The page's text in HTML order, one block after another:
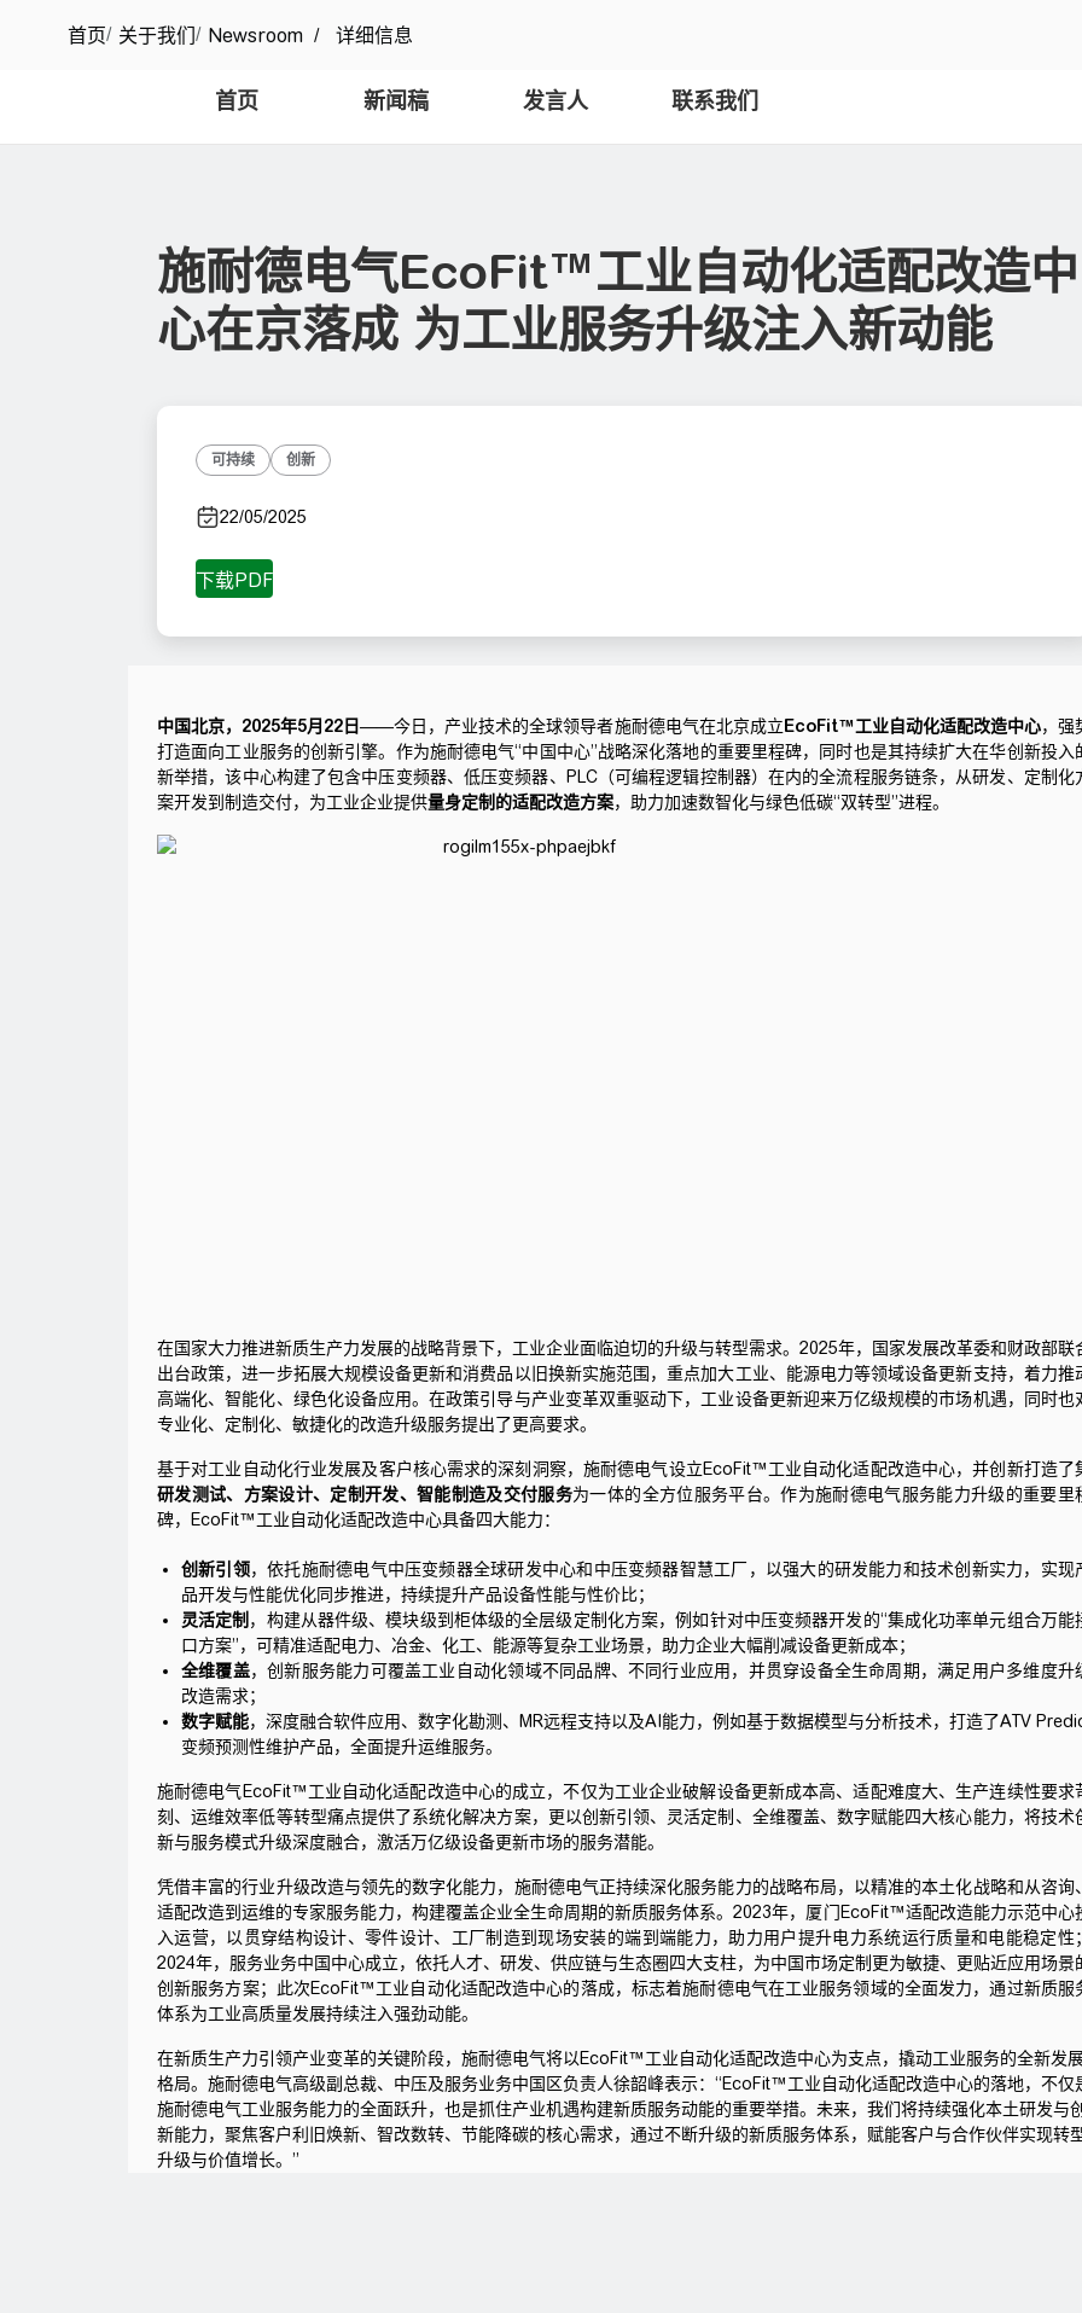
首页/ 关于我们/ Newsroom / 详细信息
首页 新闻稿 发言人 联系我们
施耐德电气EcoFit™工业自动化适配改造中
心在京落成 为工业服务升级注入新动能
可持续 创新
22/05/2025
中国北京，2025年5月22日——今日，产业技术的全球领导者施耐德电气在北京成立EcoFit™工业自动化适配改造中心，强
打造面向工业服务的创新引擎。作为施耐德电气“中国中心”战略深化落地的重要里程碑，同时也是其持续扩大在华创新投入
新举措，该中心构建了包含中压变频器、低压变频器、PLC（可编程逻辑控制器）在内的全流程服务链条，从研发、定制化
案开发到制造交付，为工业企业提供量身定制的适配改造方案，助力加速数智化与绿色低碳“双转型”进程。
在国家大力推进新质生产力发展的战略背景下，工业企业面临迫切的升级与转型需求。2025年，国家发展改革委和财政部联
出台政策，进一步拓展大规模设备更新和消费品以旧换新实施范围，重点加大工业、能源电力等领域设备更新支持，着力推
高端化、智能化、绿色化设备应用。在政策引导与产业变革双重驱动下，工业设备更新迎来万亿级规模的市场机遇，同时也
专业化、定制化、敏捷化的改造升级服务提出了更高要求。
基于对工业自动化行业发展及客户核心需求的深刻洞察， 施耐德电气设立EcoFit™工业自动化适配改造中心，并创新打造了
研发测试、方案设计、定制开发、智能制造及交付服务为一体的全方位服务平台。作为施耐德电气服务能力升级的重要里
碑，EcoFit™工业自动化适配改造中心具备四大能力：
创新引领，依托施耐德电气中压变频器全球研发中心和中压变频器智慧工厂，以强大的研发能力和技术创新实力，实现
品开发与性能优化同步推进，持续提升产品设备性能与性价比；
灵活定制 ，构建从器件级、模块级到柜体级的全层级定制化方案，例如针对中压变频器开发的“集成化功率单元组合万能
口方案”，可精准适配电力、冶金、化工、能源等复杂工业场景，助力企业大幅削减设备更新成本；
全维覆盖，创新服务能力可覆盖工业自动化领域不同品牌、不同行业应用，并贯穿设备全生命周期，满足用户多维度升
改造需求；
数字赋能，深度融合软件应用、数字化勘测、MR远程支持以及AI能力，例如基于数据模型与分析技术，打造了ATV
变频预测性维护产品，全面提升运维服务。
施耐德电气EcoFit™工业自动化适配改造中心的成立，不仅为工业企业破解设备更新成本高、适配难度大、生产连续性要求
刻、运维效率低等转型痛点提供了系统化解决方案，更以创新引领、灵活定制、全维覆盖、数字赋能四大核心能力，将技术
新与服务模式升级深度融合，激活万亿级设备更新市场的服务潜能。
凭借丰富的行业升级改造与领先的数字化能力， 施耐德电气正持续深化服务能力的战略布局，以精准的本土化战略和从咨询、
适配改造到运维的专家服务能力，构建覆盖企业全生命周期的新质服务体系。2023年，厦门EcoFit™适配改造能力示范中心
入运营，以贯穿结构设计、零件设计、工厂制造到现场安装的端到端能力，助力用户提升电力系统运行质量和电能稳定性；
2024年，服务业务中国中心成立，依托人才、研发、供应链与生态圈四大支柱，为中国市场定制更为敏捷、更贴近应用场景
创新服务方案；此次EcoFit™工业自动化适配改造中心的落成，标志着施耐德电气在工业服务领域的全面发力，通过新质服
体系为工业高质量发展持续注入强劲动能。
在新质生产力引领产业变革的关键阶段， 施耐德电气将以EcoFit™工业自动化适配改造中心为支点，撬动工业服务的全新发
格局。 施耐德电气高级副总裁、中压及服务业务中国区负责人徐韶峰表示：“EcoFit™工业自动化适配改造中心的落地，不仅
施耐德电气工业服务能力的全面跃升，也是抓住产业机遇构建新质服务动能的重要举措。未来，我们将持续强化本土研发与
新能力，聚焦客户利旧焕新、智改数转、节能降碳的核心需求，通过不断升级的新质服务体系，赋能客户与合作伙伴实现转
升级与价值增长。”